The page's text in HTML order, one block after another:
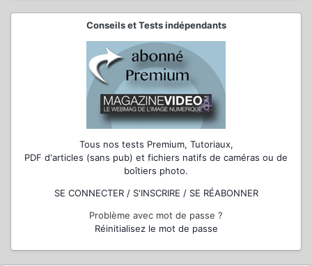
Conseils et Tests indépendants
Tous nos tests Premium, Tutoriaux,
PDF d'articles (sans pub) et fichiers natifs de caméras ou de
boîtiers photo.
SE CONNECTER / S'INSCRIRE / SE RÉABONNER
Problème avec mot de passe ?
Réinitialisez le mot de passe